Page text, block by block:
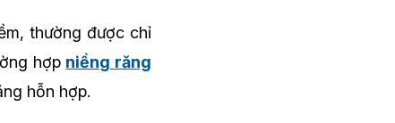
thường được chỉ
hợp niềng răng
hỗn hợp.